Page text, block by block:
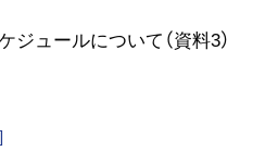
ジュールについて（資料3）